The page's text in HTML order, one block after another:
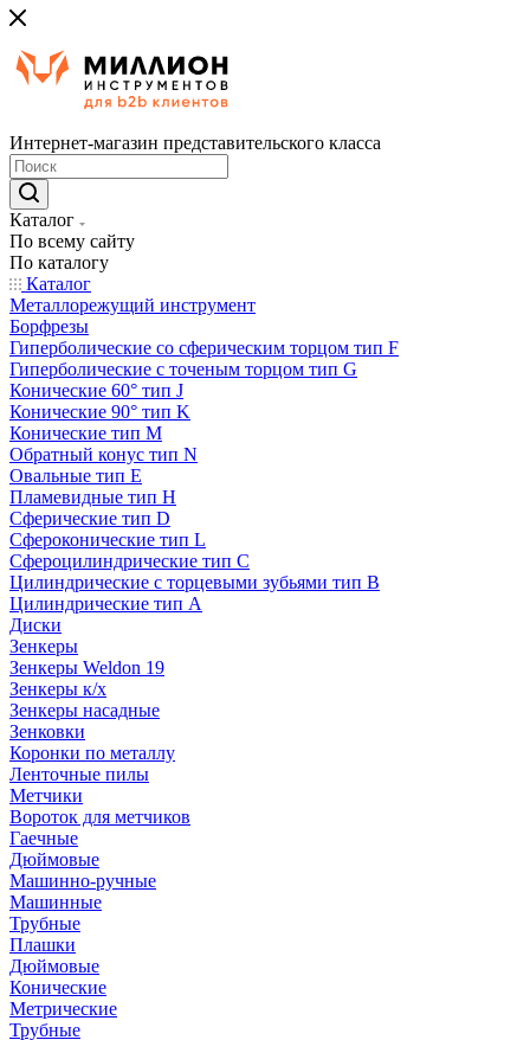
Интернет-магазин представительского класса
Каталог
По всему сайту
По каталогу
Каталог
Металлорежущий инструмент
Борфрезы
Гиперболические cо сферическим торцом тип F
Гиперболические с точеным торцом тип G
Конические 60° тип J
Конические 90° тип K
Конические тип M
Обратный конус тип N
Овальные тип E
Пламевидные тип H
Сферические тип D
Сфероконические тип L
Сфероцилиндрические тип C
Цилиндрические с торцевыми зубьями тип B
Цилиндрические тип А
Диски
Зенкеры
Зенкеры Weldon 19
Зенкеры к/х
Зенкеры насадные
Зенковки
Коронки по металлу
Ленточные пилы
Метчики
Вороток для метчиков
Гаечные
Дюймовые
Машинно-ручные
Машинные
Трубные
Плашки
Дюймовые
Конические
Метрические
Трубные